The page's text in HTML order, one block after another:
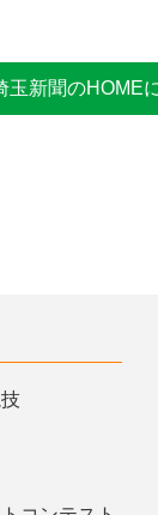
玉新聞のHOME